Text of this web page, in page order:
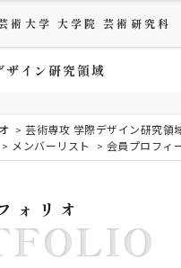
術大学 大学院 芸術研究科
ザイン研究領域
芸術専攻 学際デザイン研究領
メンバーリスト 会員プロフィ
ォリオ